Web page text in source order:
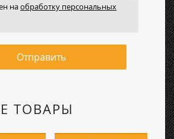
наобработку персональных
Отправить
ТОВАРЫ